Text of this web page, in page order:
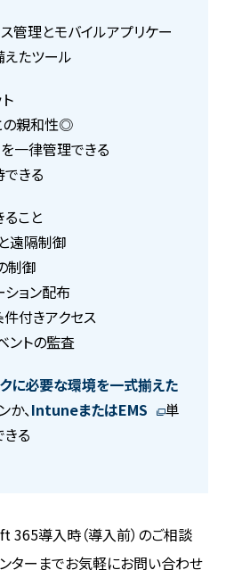
管理とモバイルアプリケー
たツール
親和性◎
一律管理できる
きる
こと
遠隔制御
制御
ョン配布
付きアクセス
ントの監査
に必要な環境を一式揃えた
か、IntuneまたはEMS
単
る
365導入時（導入前）のご相談
ターまでお気軽にお問い合わせ